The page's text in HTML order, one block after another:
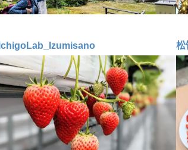
IchigoLab_Izumisano 松